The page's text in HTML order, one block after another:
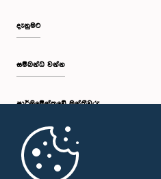
දැනුමට
සම්බන්ධ වන්න
පාර්ලි‌මේන්තුවේ මන්ත්‍රීවරු
මුල් පිටුව